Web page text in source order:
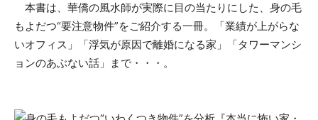
本書は、華僑の風水師が実際に目の当たりにした、身の毛
もよだつ“要注意物件”をご紹介する一冊。「業績が上がらな
いオフィス」「浮気が原因で離婚になる家」「タワーマンシ
ョンのあぶない話」まで・・・。